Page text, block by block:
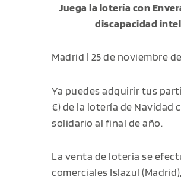
Juega la lotería con
discapacidad
Madrid | 25 de noviembre
Ya puedes adquirir tus
€) de la lotería de Navidad
solidario al final de año.
La venta de lotería se
comerciales Islazul